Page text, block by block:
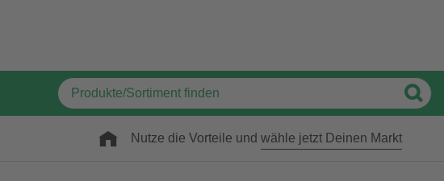
Nutze die Vorteile und wähle jetzt Deinen Markt